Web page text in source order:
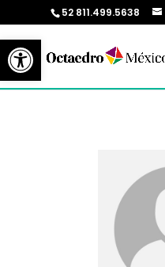
Abrir barra de herramientas
52 811.499.5638